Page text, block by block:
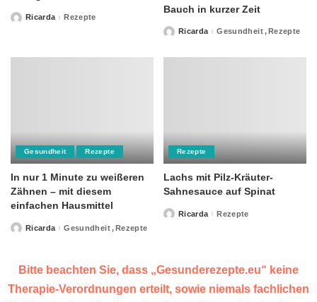
PostedRicarda Rezepte
Bauch in kurzer Zeit
PostedRicarda Gesundheit Rezepte
Gesundheit Rezepte
In nur 1 Minute zu weißeren
Zähnen – mit diesem
einfachen Hausmittel
PostedRicarda Gesundheit Rezepte
Rezepte
Lachs mit Pilz-Kräuter-
Sahnesauce auf Spinat
PostedRicarda Rezepte
Bitte beachten Sie, dass „Gesunderezepte.eu“ keine
Therapie-Verordnungen erteilt, sowie niemals fachlichen